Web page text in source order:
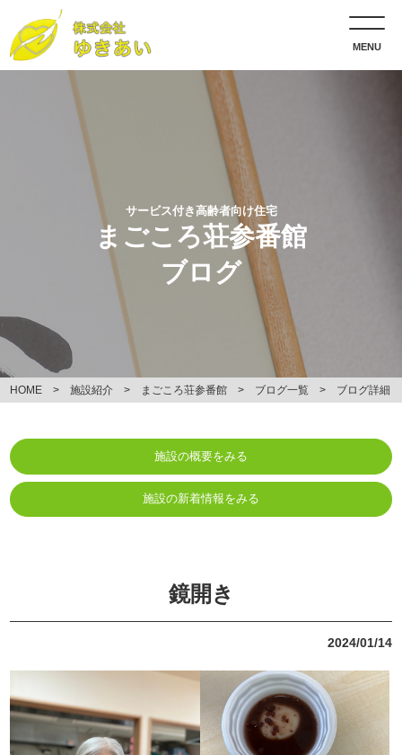
MENU
サービス付き高齢者向け住宅
まごころ荘参番館
ブログ
HOME 施設紹介 まごころ荘参番館 ブログ一覧 ブログ詳細
施設の概要をみる
施設の新着情報をみる
鏡開き
2024/01/14